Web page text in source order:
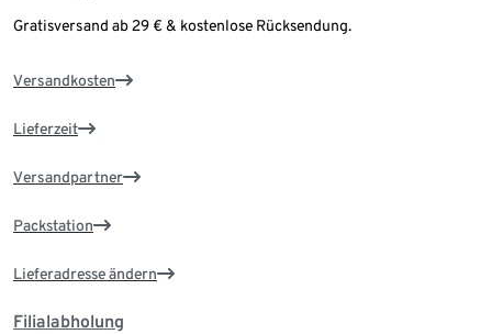
Gratisversand ab 29 € & kostenlose Rücksendung.
Versandkosten
Lieferzeit
Versandpartner
Packstation
Lieferadresse ändern
Filialabholung